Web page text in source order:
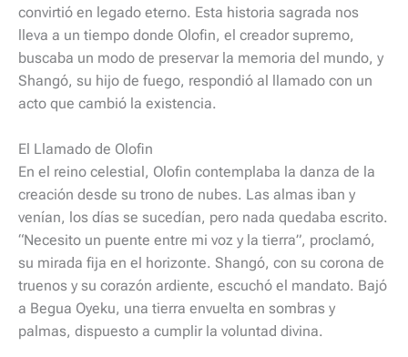
convirtió en legado eterno. Esta historia sagrada nos
lleva a un tiempo donde Olofin, el creador supremo,
buscaba un modo de preservar la memoria del mundo, y
Shangó, su hijo de fuego, respondió al llamado con un
acto que cambió la existencia.
El Llamado de Olofin
En el reino celestial, Olofin contemplaba la danza de la
creación desde su trono de nubes. Las almas iban y
venían, los días se sucedían, pero nada quedaba escrito.
“Necesito un puente entre mi voz y la tierra”, proclamó,
su mirada fija en el horizonte. Shangó, con su corona de
truenos y su corazón ardiente, escuchó el mandato. Bajó
a Begua Oyeku, una tierra envuelta en sombras y
palmas, dispuesto a cumplir la voluntad divina.